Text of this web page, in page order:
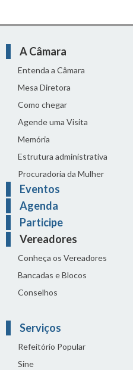
A Câmara
Entenda a Câmara
Mesa Diretora
Como chegar
Agende uma Visita
Memória
Estrutura administrativa
Procuradoria da Mulher
Eventos
Agenda
Participe
Vereadores
Conheça os Vereadores
Bancadas e Blocos
Conselhos
Serviços
Refeitório Popular
Sine